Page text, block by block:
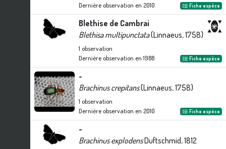
Dernière observation en 2010 Fiche espèce
Blethise de Cambrai
Blethisa multipunctata(Linnaeus, 1758)
1 observation
Dernière observation en 1988 Fiche espèce
-
Brachinus crepitans(Linnaeus, 1758)
1 observation
Dernière observation en 2010 Fiche espèce
-
Brachinus explodensDuftschmid, 1812